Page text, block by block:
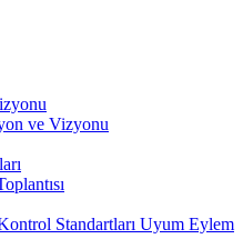
ve Vizyonu
Standartları Uyum Eylem